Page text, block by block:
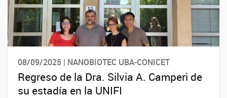
08/09/2025 | NANOBIOTEC UBA-CONICET
Regreso de la Dra. Silvia A. Camperi de
su estadía en la UNIFI